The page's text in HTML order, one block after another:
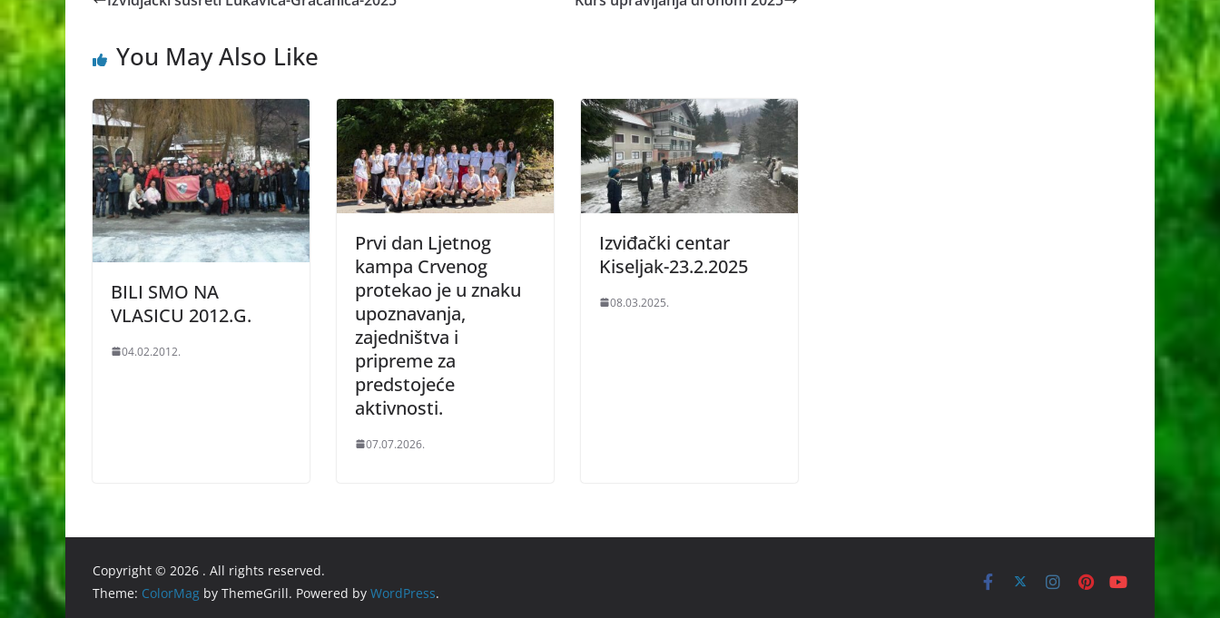
You May Also Like
BILI SMO NA
VLASICU 2012.G.
04.02.2012.
Prvi dan Ljetnog
kampa Crvenog
protekao je u znaku
upoznavanja,
zajedništva i
pripreme za
predstojeće
aktivnosti.
07.07.2026.
Izviđački centar
Kiseljak-23.2.2025
08.03.2025.
Copyright © 2026 . All rights reserved.
Theme: ColorMag by ThemeGrill. Powered by WordPress.